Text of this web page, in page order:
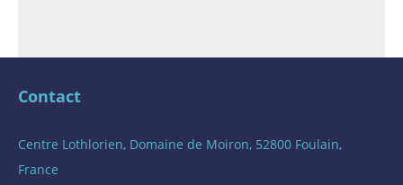
Contact
Centre Lothlorien, Domaine de Moiron, 52800 Foulain,
France